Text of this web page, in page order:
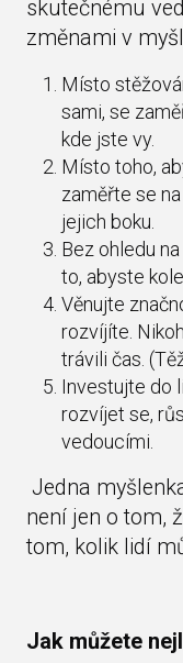
skutečnému
změnami v
Místo
sami, se
kde jste vy.
Místo toho,
zaměřte se
jejich boku.
Bez ohledu
to, abyste
Věnujte
rozvíjíte.
trávili čas.
Investujte do
rozvíjet se,
vedoucími.
Jedna
není jen o tom,
tom, kolik lidí
Jak můžete